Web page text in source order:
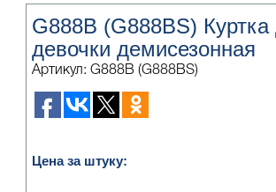
G888B (G888BS) Куртка
девочки демисезонная
Артикул: G888B (G888BS)
Цена за штуку: